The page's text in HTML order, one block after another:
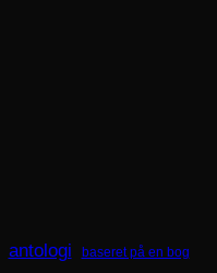
antologi baseret på en bog